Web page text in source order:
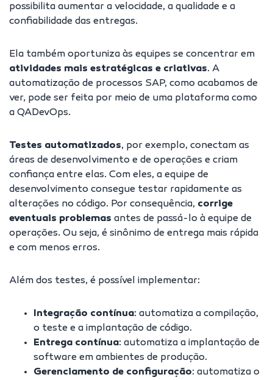
possibilita aumentar a velocidade, a qualidade e a
confiabilidade das entregas.
Ela também oportuniza às equipes se concentrar em
atividades mais estratégicas e criativas. A
automatização de processos SAP, como acabamos de
ver, pode ser feita por meio de uma plataforma como
a QADevOps.
Testes automatizados, por exemplo, conectam as
áreas de desenvolvimento e de operações e criam
confiança entre elas. Com eles, a equipe de
desenvolvimento consegue testar rapidamente as
alterações no código. Por consequência, corrige
eventuais problemas antes de passá-lo à equipe de
operações. Ou seja, é sinônimo de entrega mais rápida
e com menos erros.
Além dos testes, é possível implementar:
Integração contínua: automatiza a compilação,
o teste e a implantação de código.
Entrega contínua: automatiza a implantação de
software em ambientes de produção.
Gerenciamento de configuração: automatiza o